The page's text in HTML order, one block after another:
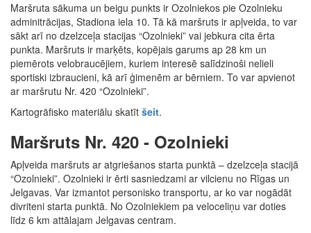
Maršruta sākuma un beigu punkts ir Ozolniekos pie Ozolnieku
adminitrācijas, Stadiona iela 10. Tā kā maršruts ir apļveida, to var
sākt arī no dzelzceļa stacijas “Ozolnieki” vai jebkura cita ērta
punkta. Maršruts ir marķēts, kopējais garums ap 28 km un
piemērots velobraucējiem, kuriem interesē salīdzinoši nelieli
sportiski izbraucieni, kā arī ģimenēm ar bērniem. To var apvienot
ar maršrutu Nr. 420 “Ozolnieki”.
Kartogrāfisko materiālu skatīt šeit.
Maršruts Nr. 420 - Ozolnieki
Apļveida maršruts ar atgriešanos starta punktā – dzelzceļa stacijā
“Ozolnieki”. Ozolnieki ir ērti sasniedzami ar vilcienu no Rīgas un
Jelgavas. Var izmantot personisko transportu, ar ko var nogādāt
divriteni starta punktā. No Ozolniekiem pa veloceliņu var doties
līdz 6 km attālajam Jelgavas centram.